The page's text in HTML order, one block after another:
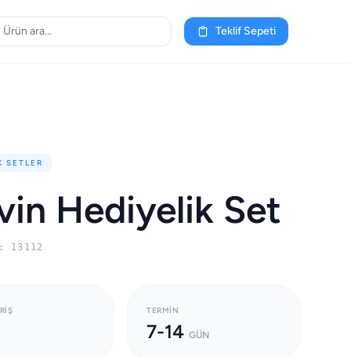
Teklif Sepeti
SETLER
Hediyelik Set
13112
TERMIN
7-14 GÜN